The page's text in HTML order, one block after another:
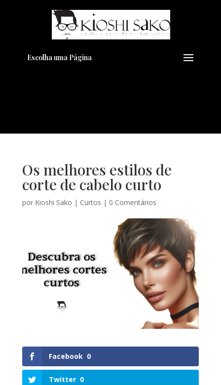
Escolha uma Página
Os melhores estilos de
corte de cabelo curto
por Kioshi Sako | Curtos | 0 Comentários
Facebook 0
Twitter 0
Pensando em transformar seu
Visual??